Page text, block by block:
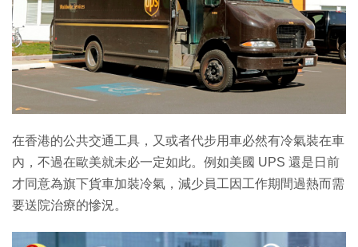
在香港的公共交通工具，又或者代步用車必然有冷氣裝在車
內，不過在歐美就未必一定如此。例如美國 UPS 還是日前
才同意為旗下貨車加裝冷氣，減少員工因工作期間過熱而需
要送院治療的慘況。